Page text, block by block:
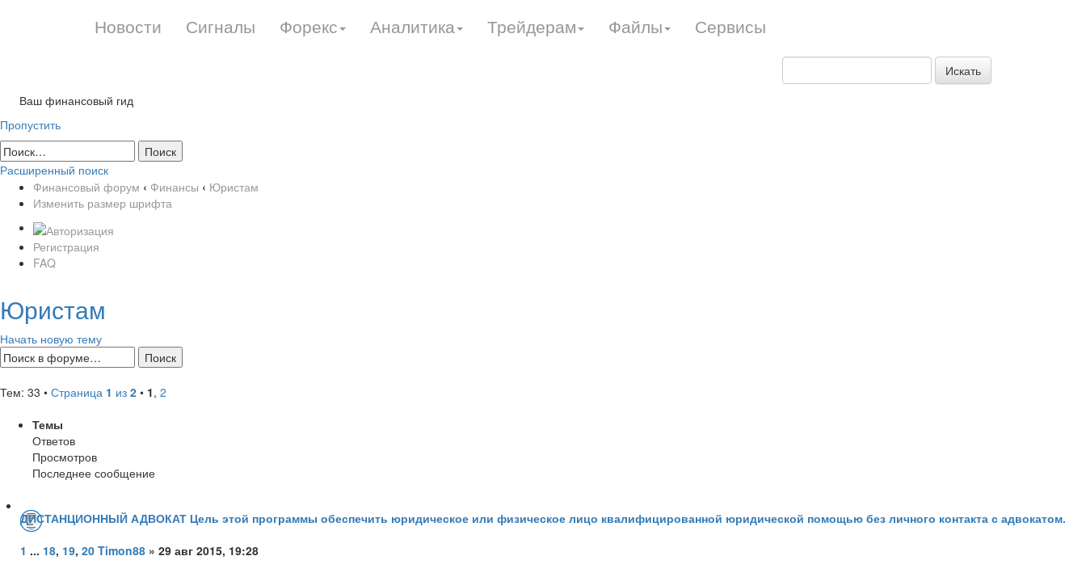
Новости Сигналы Форекс Аналитика Трейдерам Файлы Сервисы
Искать
Ваш финансовый гид
Пропустить
Расширенный поиск
Финансовый форум ‹ Финансы ‹ Юристам
Изменить размер шрифта
Регистрация
FAQ
Юристам
Начать новую тему
Тем: 33 • Страница 1 из 2 • 1, 2
Темы
Ответов
Просмотров
Последнее сообщение
ДИСТАНЦИОННЫЙ АДВОКАТ Цель этой программы обеспечить юридическое или физическое лицо квалифицированной юридической помощью без личного контакта с адвокатом.
1 ... 18, 19, 20 Timon88 » 29 авг 2015, 19:28